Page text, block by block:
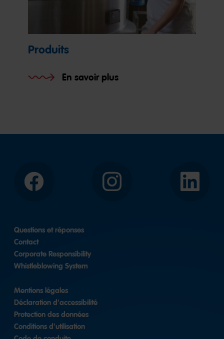
Produits
En savoir plus
Facebook Instagram LinkedIn
Questions et réponses
Contact
Corporate Responsibility
Whistleblowing System
Mentions légales
Déclaration d'accessibilité
Protection des données
Conditions d'utilisation